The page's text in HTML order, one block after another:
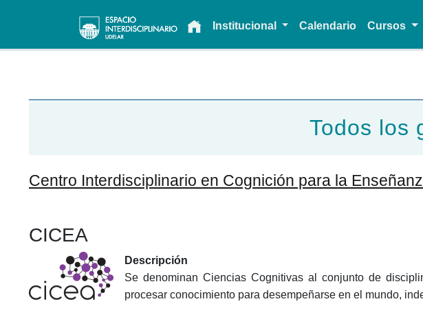
Main navigationInstitucional Calendario Cursos
Todos los
Centro Interdisciplinario en Cognición para la
CICEA
Descripción
Se denominan Ciencias Cognitivas al conjunto de
procesar conocimiento para desempeñarse en el mundo,